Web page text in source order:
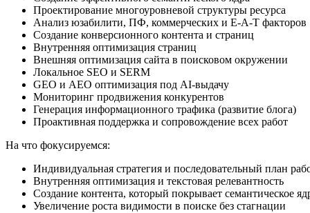
Проектирование многоуровневой структуры ресурса
Анализ юзабилити, ПФ, коммерческих и E-A-T факторов
Создание конверсионного контента и страниц
Внутренняя оптимизация страниц
Внешняя оптимизация сайта в поисковом окружении
Локальное SEO и SERM
GEO и AEO оптимизация под AI-выдачу
Мониторинг продвижения конкурентов
Генерация информационного трафика (развитие блога)
Проактивная поддержка и сопровождение всех работ
На что фокусируемся:
Индивидуальная стратегия и последовательный план
Внутренняя оптимизация и текстовая релевантность
Создание контента, который покрывает семантическое
Увеличение роста видимости в поиске без стагнации